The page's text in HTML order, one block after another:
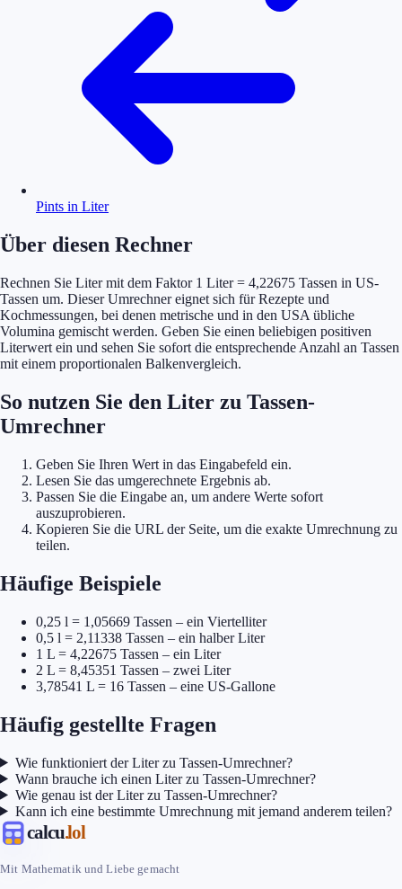
Pints in Liter
Über diesen Rechner
Rechnen Sie Liter mit dem Faktor 1 Liter = 4,22675 Tassen in US-
Tassen um. Dieser Umrechner eignet sich für Rezepte und
Kochmessungen, bei denen metrische und in den USA übliche
Volumina gemischt werden. Geben Sie einen beliebigen positiven
Literwert ein und sehen Sie sofort die entsprechende Anzahl an Tassen
mit einem proportionalen Balkenvergleich.
So nutzen Sie den Liter zu Tassen-
Umrechner
Geben Sie Ihren Wert in das Eingabefeld ein.
Lesen Sie das umgerechnete Ergebnis ab.
Passen Sie die Eingabe an, um andere Werte sofort
auszuprobieren.
Kopieren Sie die URL der Seite, um die exakte Umrechnung zu
teilen.
Häufige Beispiele
0,25 l = 1,05669 Tassen – ein Viertelliter
0,5 l = 2,11338 Tassen – ein halber Liter
1 L = 4,22675 Tassen – ein Liter
2 L = 8,45351 Tassen – zwei Liter
3,78541 L = 16 Tassen – eine US-Gallone
Häufig gestellte Fragen
Wie funktioniert der Liter zu Tassen-Umrechner?
Wann brauche ich einen Liter zu Tassen-Umrechner?
Wie genau ist der Liter zu Tassen-Umrechner?
Kann ich eine bestimmte Umrechnung mit jemand anderem teilen?
calcu.lol
Mit Mathematik und Liebe gemacht